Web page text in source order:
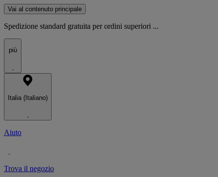
Vai al contenuto principale
Spedizione standard gratuita per ordini superiori ...
più
Italia (Italiano)
Aiuto
Trova il negozio